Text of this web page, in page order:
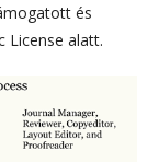
és
License alatt.